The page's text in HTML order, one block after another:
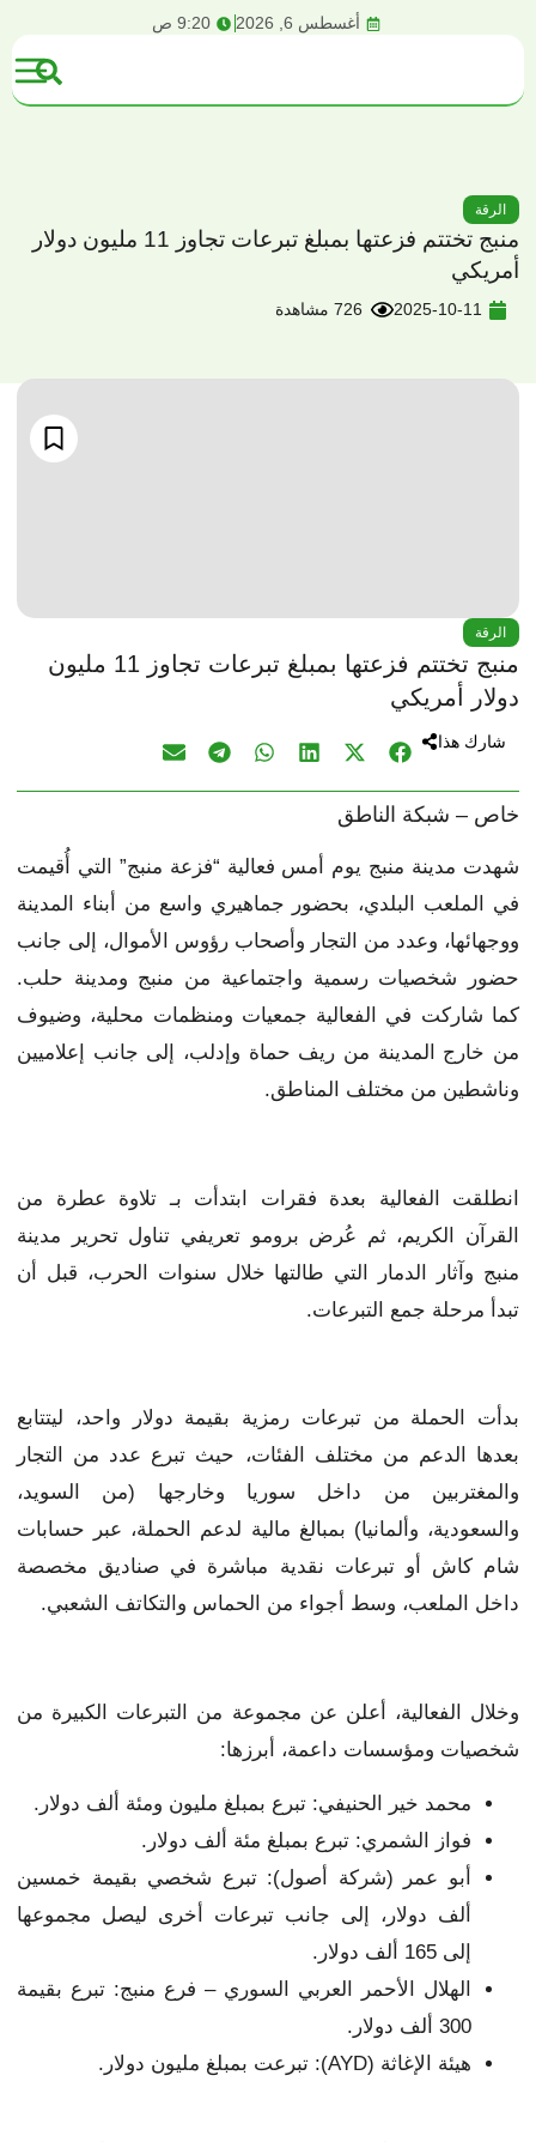
أغسطس 6, 2026 9:20 ص
الرقة
منبج تختتم فزعتها بمبلغ تبرعات تجاوز 11 مليون دولار
أمريكي
2025-10-11 726 مشاهدة
الرقة
منبج تختتم فزعتها بمبلغ تبرعات تجاوز 11 مليون
دولار أمريكي
شارك هذا
خاص – شبكة الناطق
شهدت مدينة منبج يوم أمس فعالية “فزعة منبج” التي أُقيمت
في الملعب البلدي، بحضور جماهيري واسع من أبناء المدينة
ووجهائها، وعدد من التجار وأصحاب رؤوس الأموال، إلى جانب
حضور شخصيات رسمية واجتماعية من منبج ومدينة حلب.
كما شاركت في الفعالية جمعيات ومنظمات محلية، وضيوف
من خارج المدينة من ريف حماة وإدلب، إلى جانب إعلاميين
وناشطين من مختلف المناطق.
انطلقت الفعالية بعدة فقرات ابتدأت بـ تلاوة عطرة من
القرآن الكريم، ثم عُرض برومو تعريفي تناول تحرير مدينة
منبج وآثار الدمار التي طالتها خلال سنوات الحرب، قبل أن
تبدأ مرحلة جمع التبرعات.
بدأت الحملة من تبرعات رمزية بقيمة دولار واحد، ليتتابع
بعدها الدعم من مختلف الفئات، حيث تبرع عدد من التجار
والمغتربين من داخل سوريا وخارجها (من السويد،
والسعودية، وألمانيا) بمبالغ مالية لدعم الحملة، عبر حسابات
شام كاش أو تبرعات نقدية مباشرة في صناديق مخصصة
داخل الملعب، وسط أجواء من الحماس والتكاتف الشعبي.
وخلال الفعالية، أعلن عن مجموعة من التبرعات الكبيرة من
شخصيات ومؤسسات داعمة، أبرزها:
محمد خير الحنيفي: تبرع بمبلغ مليون ومئة ألف دولار.
فواز الشمري: تبرع بمبلغ مئة ألف دولار.
أبو عمر (شركة أصول): تبرع شخصي بقيمة خمسين
ألف دولار، إلى جانب تبرعات أخرى ليصل مجموعها
إلى 165 ألف دولار.
الهلال الأحمر العربي السوري – فرع منبج: تبرع بقيمة
300 ألف دولار.
هيئة الإغاثة (AYD): تبرعت بمبلغ مليون دولار.